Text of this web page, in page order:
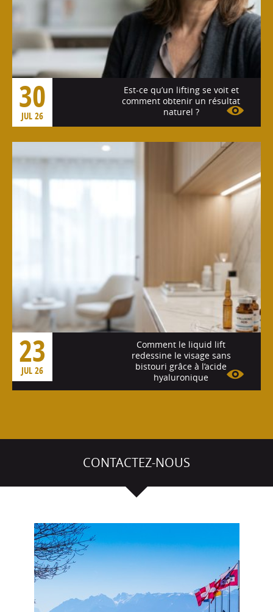
30
JUL 26
Est-ce qu’un lifting se voit et
comment obtenir un résultat
naturel ?
Voir l'article
23
JUL 26
Comment le liquid lift
redessine le visage sans
bistouri grâce à l’acide
hyaluronique
CONTACTEZ-NOUS